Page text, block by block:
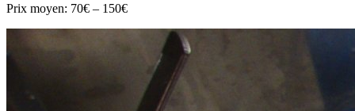
Prix moyen: 70€ – 150€